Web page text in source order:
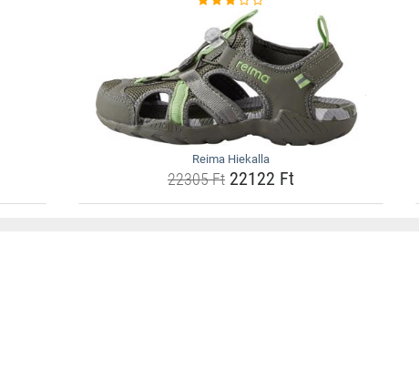
Reima Hiekalla
22305 Ft22122 Ft